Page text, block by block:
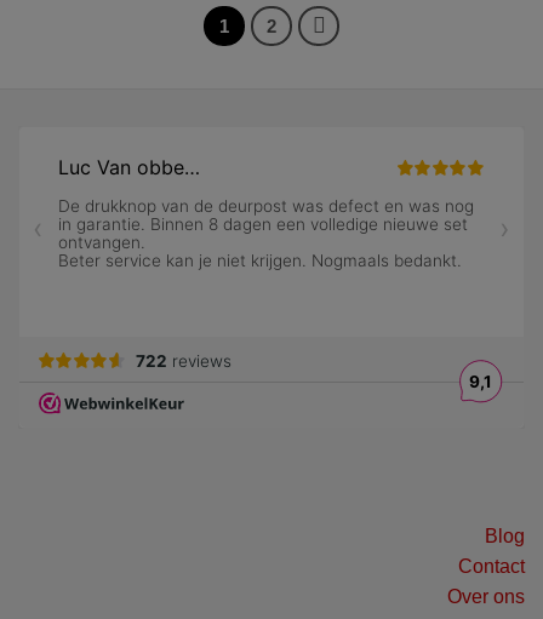
1 2
Blog
Contact
Over ons